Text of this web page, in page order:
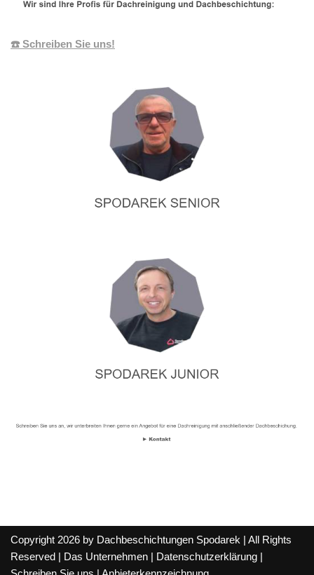
☎️ Schreiben Sie uns!
Copyright 2026 by Dachbeschichtungen Spodarek | All Rights
Reserved |
Das Unternehmen Datenschutzerklärung